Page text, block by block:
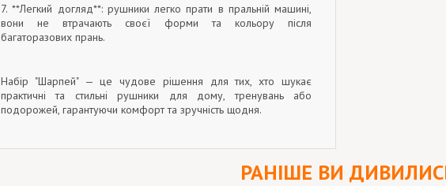
7. **Легкий догляд**: рушники легко прати в пральній машині,
вони не втрачають своєї форми та кольору після
багаторазових прань.
Набір "Шарпей" — це чудове рішення для тих, хто шукає
практичні та стильні рушники для дому, тренувань або
подорожей, гарантуючи комфорт та зручність щодня.
РАНІШЕ ВИ